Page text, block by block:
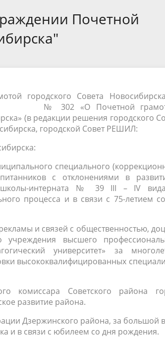
Контакты
Порядок обжалования
правовых документов и иных
о
Сведения об использовании
Почетной
городского Совета
№ 302 «О Почетной
(в редакции решения городского
городской Совет РЕШИЛ:
специального
с отклонениями в
школы-интерната № 39 III – IV
процесса и в связи с 75-летием
и связей с общественностью,
учреждения высшего
университет» за
высококвалифицированных
комиссара Советского района
развитие района.
Дзержинского района, за большой
и в связи с юбилеем со дня рождения.